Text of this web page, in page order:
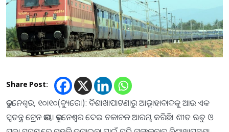
Share Post:
ଭୁବନେଶ୍ୱର, ୧୦ା୧୦(ବ୍ୟୁରୋ): ବିଶାଖାପାଟଣାରୁ ଆଲ୍ଲାହାବାଦକୁ ଆଉ ଏକ
ସ୍ବତନ୍ତ୍ର ଟ୍ରେନ ଭାୟା ଭୁବନେଶ୍ୱର ଦେଇ ଚଳାଚଳ ଆରମ୍ଭ କରିଛି। ଶୀତ ଋତୁ ଓ